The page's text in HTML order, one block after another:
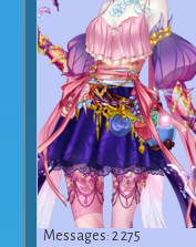
Messages: 2 275